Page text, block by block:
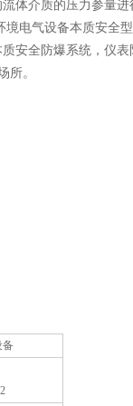
体介质的压力参量进
电气设备本质安全
安全防爆系统，仪
所。